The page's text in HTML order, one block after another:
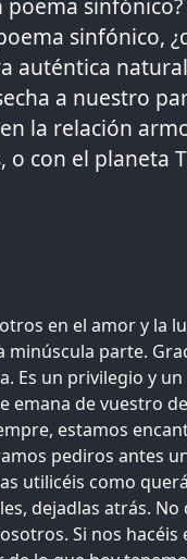
sinfónico,
auténtica
a nuestro
la relación
con el planeta
en el amor y la
parte.
Es un privilegio y
emana de vuestro
estamos
pediros antes
utilicéis como
dejadlas atrás. No
Si nos hacéis